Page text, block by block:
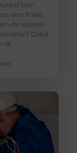
of tuin
een frisse,
de kosten
Goed
of